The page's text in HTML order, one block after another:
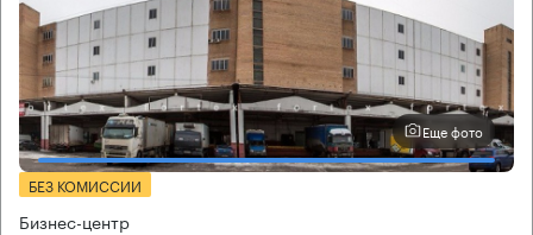
Еще фото
БЕЗ КОМИССИИ
Бизнес-центр